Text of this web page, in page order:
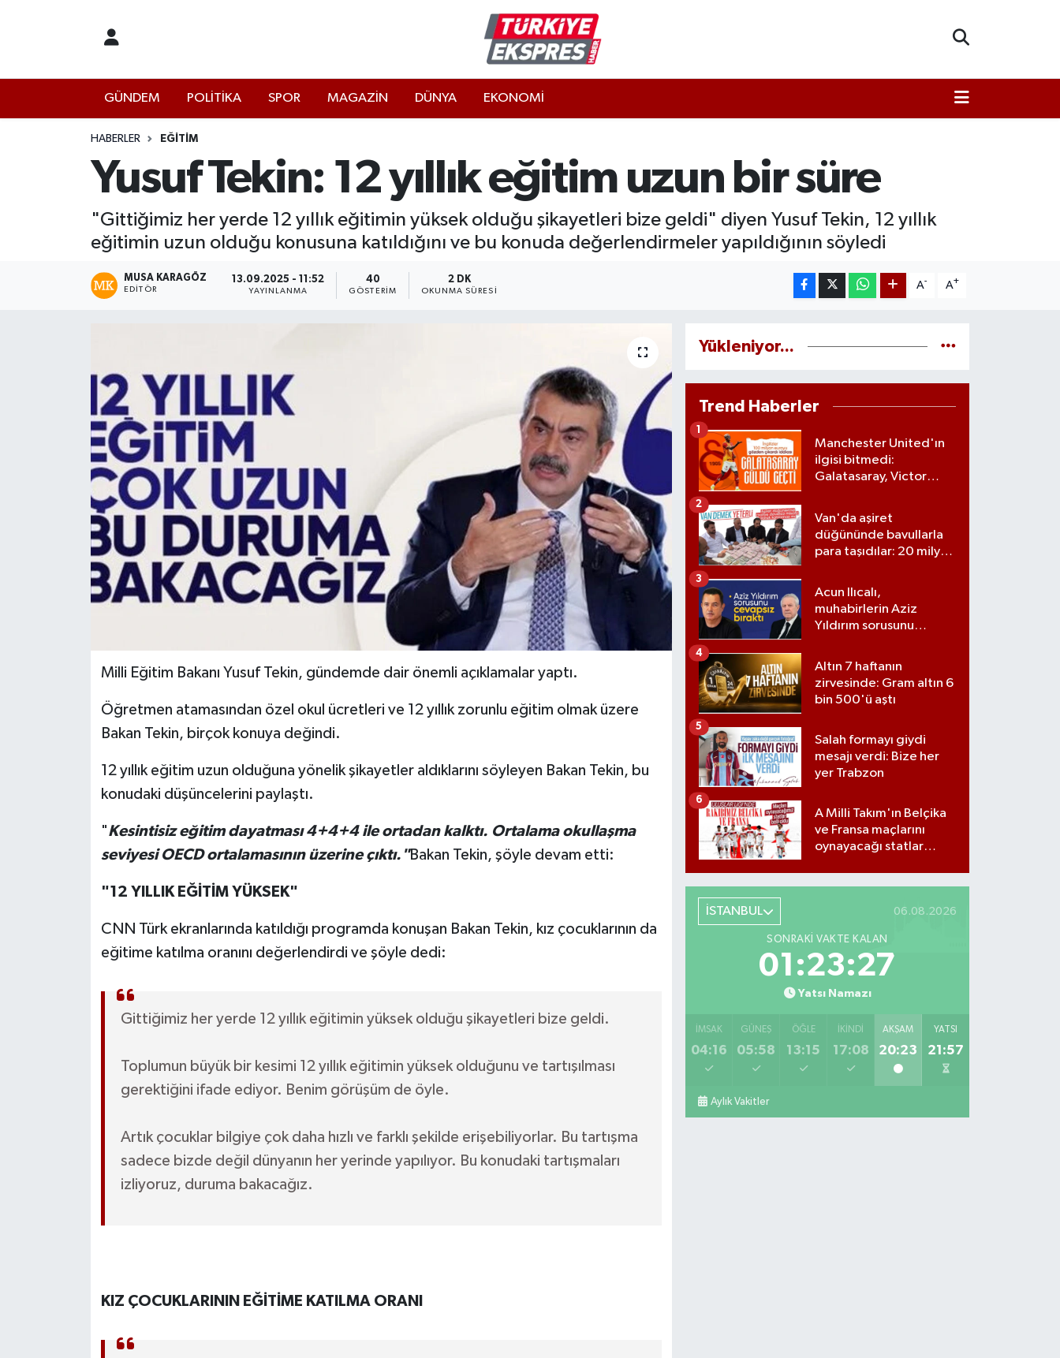
GÜNDEM POLİTİKA SPOR MAGAZİN DÜNYA EKONOMİ
HABERLER EĞİTİM
Yusuf Tekin: 12 yıllık eğitim uzun bir süre
"Gittiğimiz her yerde 12 yıllık eğitimin yüksek olduğu şikayetleri bize geldi" diyen Yusuf Tekin, 12 yıllık
eğitimin uzun olduğu konusuna katıldığını ve bu konuda değerlendirmeler yapıldığının söyledi
MUSA KARAGÖZ
EDITÖR
13.09.2025 - 11:52
YAYINLANMA
40
GÖSTERIM
2 DK
OKUNMA SÜRESI
A- A+
Milli Eğitim Bakanı Yusuf Tekin, gündemde dair önemli açıklamalar yaptı.
Öğretmen atamasından özel okul ücretleri ve 12 yıllık zorunlu eğitim olmak üzere
Bakan Tekin, birçok konuya değindi.
12 yıllık eğitim uzun olduğuna yönelik şikayetler aldıklarını söyleyen Bakan Tekin, bu
konudaki düşüncelerini paylaştı.
"Kesintisiz eğitim dayatması 4+4+4 ile ortadan kalktı. Ortalama okullaşma
seviyesi OECD ortalamasının üzerine çıktı."Bakan Tekin, şöyle devam etti:
"12 YILLIK EĞİTİM YÜKSEK"
CNN Türk ekranlarında katıldığı programda konuşan Bakan Tekin, kız çocuklarının da
eğitime katılma oranını değerlendirdi ve şöyle dedi:
Gittiğimiz her yerde 12 yıllık eğitimin yüksek olduğu şikayetleri bize geldi.
Toplumun büyük bir kesimi 12 yıllık eğitimin yüksek olduğunu ve tartışılması
gerektiğini ifade ediyor. Benim görüşüm de öyle.
Artık çocuklar bilgiye çok daha hızlı ve farklı şekilde erişebiliyorlar. Bu tartışma
sadece bizde değil dünyanın her yerinde yapılıyor. Bu konudaki tartışmaları
izliyoruz, duruma bakacağız.
KIZ ÇOCUKLARININ EĞİTİME KATILMA ORANI
Yükleniyor...
Trend Haberler
Manchester United'ın
ilgisi bitmedi:
Galatasaray, Victor
verdi
1
Van'da aşiret
düğününde bavullarla
para taşıdılar: 20 milyon
2
Acun Ilıcalı,
muhabirlerin Aziz
Yıldırım sorusunu
3
Altın 7 haftanın
zirvesinde: Gram altın 6
bin 500'ü aştı
4
Salah formayı giydi
mesajı verdi: Bize her
yer Trabzon
5
A Milli Takım'ın Belçika
ve Fransa maçlarını
oynayacağı statlar
6
İSTANBUL 06.08.2026
SONRAKI VAKTE KALAN
01:23:26
Yatsı Namazı
İMSAK
04:16
GÜNEŞ
05:58
ÖĞLE
13:15
İKINDI
17:08
AKŞAM
20:23
YATSI
21:57
Aylık Vakitler
İstanbul Hava Durumu
İstanbul Namaz Vakitleri
İstanbul Trafik Yoğunluk Haritası
Süper Lig Puan Durumu ve Fikstür
Son Dakika Haberleri